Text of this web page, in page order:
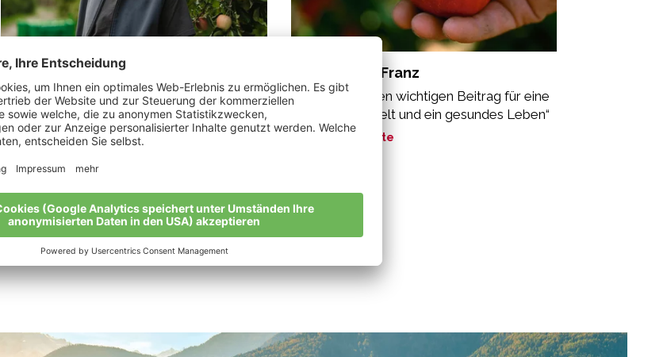
Fiegele Siegmund
„Ein Buffet für Nützlinge.“
Meine Geschichte
Patscheider Franz
„Bio leistet einen wichtigen Beitrag für eine
gesunde Umwelt und ein gesundes Leben“
Meine Geschichte
Alle Bio-Bauern im Überblick